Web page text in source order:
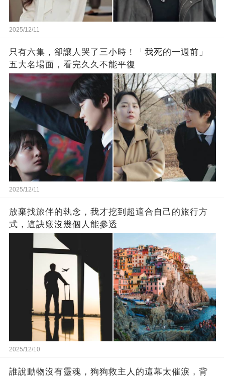
2025/12/11
只有六集，卻讓人哭了三小時！「我死的一週前」
五大名場面，看完久久不能平復
2025/12/11
放棄找旅伴的執念，我才挖到超適合自己的旅行方
式，這訣竅沒幾個人能參透
2025/12/10
誰說動物沒有靈魂，狗狗救主人的這幕太催淚，背